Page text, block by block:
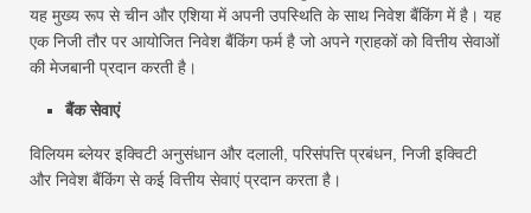
यह मुख्य रूप से चीन और एशिया में अपनी उपस्थिति के साथ निवेश बैंकिंग में है। यह
एक निजी तौर पर आयोजित निवेश बैंकिंग फर्म है जो अपने ग्राहकों को वित्तीय सेवाओं
की मेजबानी प्रदान करती है।
बैंक सेवाएं
विलियम ब्लेयर इक्विटी अनुसंधान और दलाली, परिसंपत्ति प्रबंधन, निजी इक्विटी
और निवेश बैंकिंग से कई वित्तीय सेवाएं प्रदान करता है।